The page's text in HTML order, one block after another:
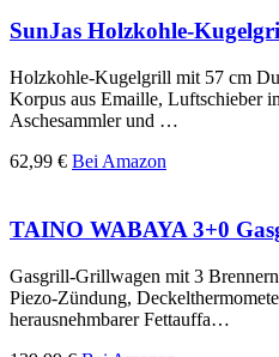
SunJas Holzkohle-
Holzkohle-Kugelgrill mit 57 cm
Korpus aus Emaille, Luftschieber
Aschesammler und …
62,99 € Bei Amazon
TAINO WABAYA 3+0
Gasgrill-Grillwagen mit 3
Piezo-Zündung,
herausnehmbarer Fettauffa…